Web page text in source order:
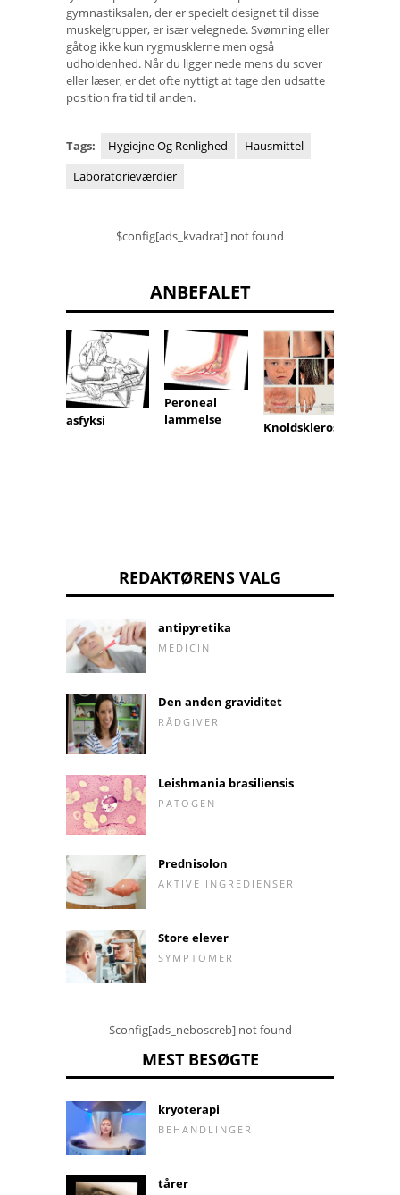
gymnastiksalen, der er specielt designet til disse
muskelgrupper, er især velegnede. Svømning eller
gåtog ikke kun rygmusklerne men også
udholdenhed. Når du ligger nede mens du sover
eller læser, er det ofte nyttigt at tage den udsatte
position fra tid til anden.
Tags: Hygiejne Og Renlighed
Hausmittel
Laboratorieværdier
$config[ads_kvadrat] not found
ANBEFALET
asfyksi
Peroneal
lammelse
Knoldsklerose
REDAKTØRENS VALG
antipyretika
MEDICIN
Den anden graviditet
RÅDGIVER
Leishmania brasiliensis
PATOGEN
Prednisolon
AKTIVE INGREDIENSER
Store elever
SYMPTOMER
$config[ads_neboscreb] not found
MEST BESØGTE
kryoterapi
BEHANDLINGER
tårer